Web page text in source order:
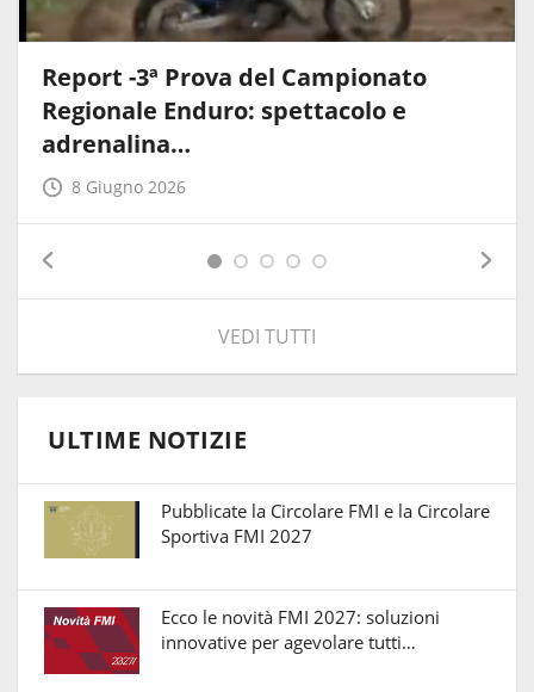
Report -3ª Prova del Campionato
Regionale Enduro: spettacolo e
adrenalina…
8 Giugno 2026
VEDI TUTTI
ULTIME NOTIZIE
Pubblicate la Circolare FMI e la Circolare
Sportiva FMI 2027
Ecco le novità FMI 2027: soluzioni
innovative per agevolare tutti…